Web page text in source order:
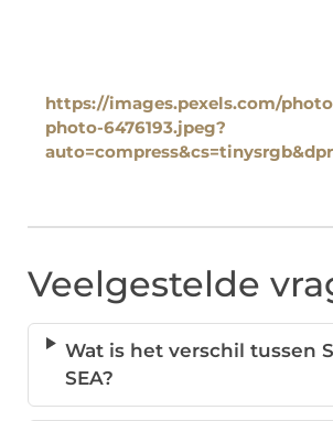
https://images.pexels.com/
photo-6476193.jpeg?
Veelgestelde
Wat is het verschil tussen
SEA?